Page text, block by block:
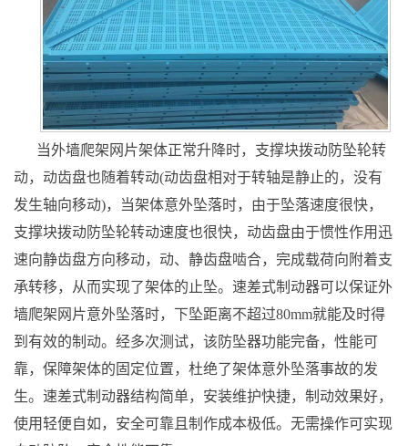
当外墙爬架网片架体正常升降时，支撑块拨动防坠轮转
动，动齿盘也随着转动(动齿盘相对于转轴是静止的，没有
发生轴向移动)，当架体意外坠落时，由于坠落速度很快，
支撑块拨动防坠轮转动速度也很快，动齿盘由于惯性作用迅
速向静齿盘方向移动，动、静齿盘啮合，完成载荷向附着支
承转移，从而实现了架体的止坠。速差式制动器可以保证外
墙爬架网片意外坠落时，下坠距离不超过80mm就能及时得
到有效的制动。经多次测试，该防坠器功能完备，性能可
靠，保障架体的固定位置，杜绝了架体意外坠落事故的发
生。速差式制动器结构简单，安装维护快捷，制动效果好，
使用轻便自如，安全可靠且制作成本极低。无需操作可实现